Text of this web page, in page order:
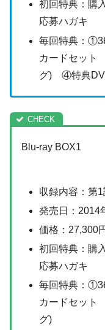
初回特典：購
応募ハガキ
毎回特典：
カードセッ
グ) ④特典
Blu-ray BOX1
収録内容：第
発売日：2014
価格：27,300
初回特典：購
応募ハガキ
毎回特典：
カードセッ
グ)